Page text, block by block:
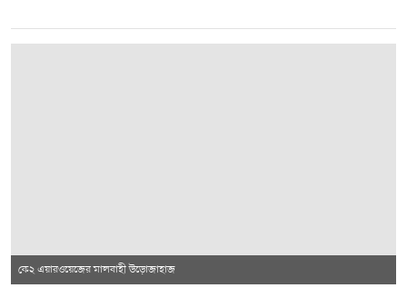
কে২ এয়ারওয়েজের মালবাহী উড়োজাহাজ